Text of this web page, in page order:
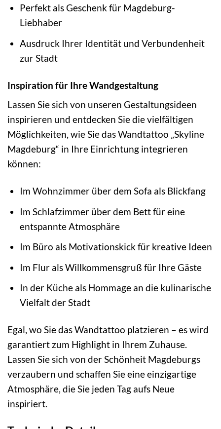
Perfekt als Geschenk für Magdeburg-
Liebhaber
Ausdruck Ihrer Identität und Verbundenheit
zur Stadt
Inspiration für Ihre Wandgestaltung
Lassen Sie sich von unseren Gestaltungsideen
inspirieren und entdecken Sie die vielfältigen
Möglichkeiten, wie Sie das Wandtattoo „Skyline
Magdeburg“ in Ihre Einrichtung integrieren
können:
Im Wohnzimmer über dem Sofa als Blickfang
Im Schlafzimmer über dem Bett für eine
entspannte Atmosphäre
Im Büro als Motivationskick für kreative Ideen
Im Flur als Willkommensgruß für Ihre Gäste
In der Küche als Hommage an die kulinarische
Vielfalt der Stadt
Egal, wo Sie das Wandtattoo platzieren – es wird
garantiert zum Highlight in Ihrem Zuhause.
Lassen Sie sich von der Schönheit Magdeburgs
verzaubern und schaffen Sie eine einzigartige
Atmosphäre, die Sie jeden Tag aufs Neue
inspiriert.